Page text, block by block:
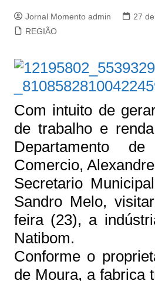
Jornal Momento admin
27
REGIÃO
Com intuito de
de trabalho e
Departamento
Comercio,
Secretario
Sandro Melo,
feira (23), a
Natibom.
Conforme o
de Moura, a fabrica